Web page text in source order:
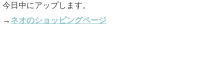
今日中にアップします。
→ ネオのショッピングページ